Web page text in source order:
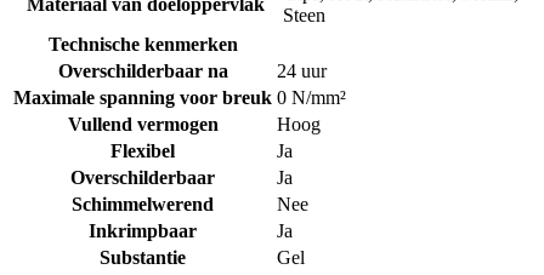
Materiaal van doeloppervlak
Steen
Technische kenmerken
Overschilderbaar na
24 uur
Maximale spanning voor breuk 0 N/mm²
Vullend vermogen
Hoog
Flexibel
Ja
Overschilderbaar
Ja
Schimmelwerend
Nee
Inkrimpbaar
Ja
Substantie
Gel